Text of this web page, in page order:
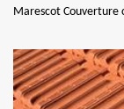
Marescot Couverture